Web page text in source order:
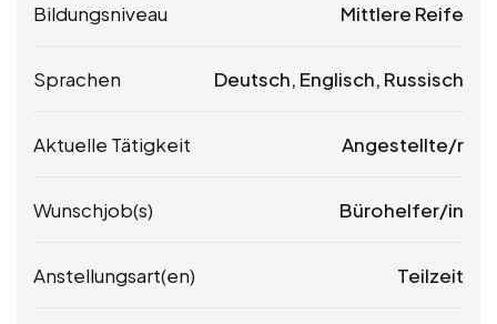
Bildungsniveau Mittlere Reife
Sprachen Deutsch, Englisch, Russisch
Aktuelle Tätigkeit Angestellte/r
Wunschjob(s) Bürohelfer/in
Anstellungsart(en) Teilzeit